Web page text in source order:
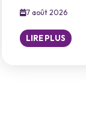
7 août 2026
LIRE PLUS